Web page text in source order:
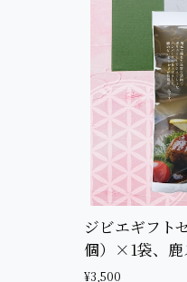
ジビエギフト
個）×1袋、
¥3,500